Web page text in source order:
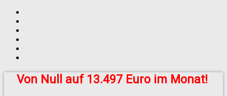
Von Null auf 13.497 Euro im Monat!